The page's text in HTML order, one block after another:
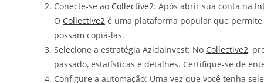
Conecte-se ao Collective2: Após abrir sua conta na
O Collective2 é uma plataforma popular que
possam copiá-las.
Selecione a estratégia Azidainvest: No Collective2,
passado, estatísticas e detalhes. Certifique-se de
Configure a automação: Uma vez que você tenha